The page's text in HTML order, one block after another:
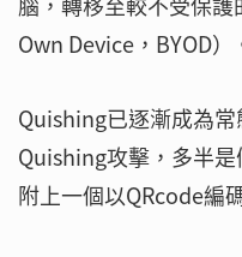
Own Device，BYOD）
Quishing已逐漸成為
Quishing攻擊，多半
附上一個以QRcode編